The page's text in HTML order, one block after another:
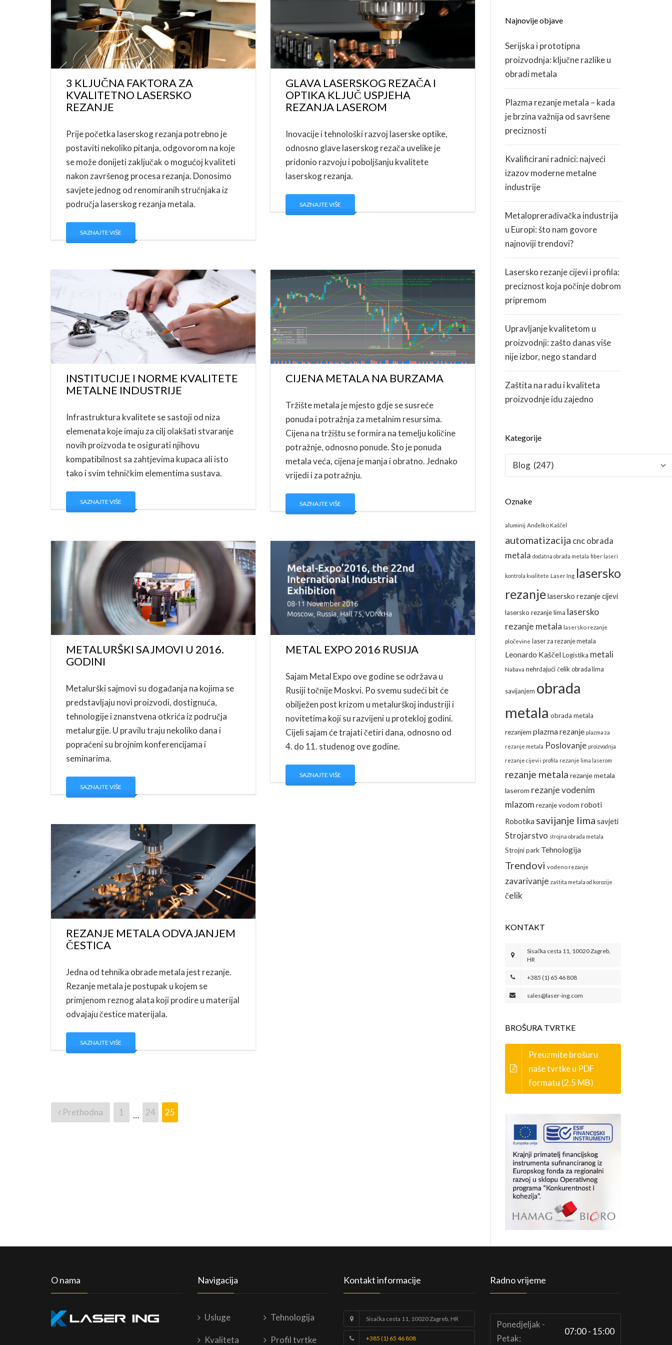
ZDRAVLJE I SIGURNOST
3 KLJUČNA FAKTORA ZA
KVALITETNO LASERSKO
REZANJE
Prije početka laserskog rezanja potrebno je
postaviti nekoliko pitanja, odgovorom na koje
se može donijeti zaključak o mogućoj kvaliteti
nakon završenog procesa rezanja. Donosimo
savjete jednog od renomiranih stručnjaka iz
područja laserskog rezanja metala.
SAZNAJTE VIŠE
GLAVA LASERSKOG REZAČA I
OPTIKA KLJUČ USPJEHA
REZANJA LASEROM
Inovacije i tehnološki razvoj laserske optike,
odnosno glave laserskog rezača uvelike je
pridonio razvoju i poboljšanju kvalitete
laserskog rezanja.
SAZNAJTE VIŠE
INSTITUCIJE I NORME KVALITETE
METALNE INDUSTRIJE
Infrastruktura kvalitete se sastoji od niza
elemenata koje imaju za cilj olakšati stvaranje
novih proizvoda te osigurati njihovu
kompatibilnost sa zahtjevima kupaca ali isto
tako i svim tehničkim elementima sustava.
SAZNAJTE VIŠE
CIJENA METALA NA BURZAMA
Tržište metala je mjesto gdje se susreće
ponuda i potražnja za metalnim resursima.
Cijena na tržištu se formira na temelju količine
potražnje, odnosno ponude. Što je ponuda
metala veća, cijena je manja i obratno. Jednako
vrijedi i za potražnju.
SAZNAJTE VIŠE
METALURŠKI SAJMOVI U 2016.
GODINI
Metalurški sajmovi su događanja na kojima se
predstavljaju novi proizvodi, dostignuća,
tehnologije i znanstvena otkrića iz područja
metalurgije. U pravilu traju nekoliko dana i
popraćeni su brojnim konferencijama i
seminarima.
SAZNAJTE VIŠE
METAL EXPO 2016 RUSIJA
Sajam Metal Expo ove godine se održava u
Rusiji točnije Moskvi. Po svemu sudeći bit će
obilježen post krizom u metalurškoj industriji i
novitetima koji su razvijeni u protekloj godini.
Cijeli sajam će trajati četiri dana, odnosno od
4. do 11. studenog ove godine.
SAZNAJTE VIŠE
REZANJE METALA ODVAJANJEM
ČESTICA
Jedna od tehnika obrade metala jest rezanje.
Rezanje metala je postupak u kojem se
primjenom reznog alata koji prodire u materijal
odvajaju čestice materijala.
SAZNAJTE VIŠE
Brojevi
Prethodna 1 … 24 25
Najnovije objave
Serijska i prototipna
proizvodnja: ključne razlike u
obradi metala
Plazma rezanje metala – kada
je brzina važnija od savršene
preciznosti
Kvalificirani radnici: najveći
izazov moderne metalne
industrije
Metaloprerađivačka industrija
u Europi: što nam govore
najnoviji trendovi?
Lasersko rezanje cijevi i profila:
preciznost koja počinje dobrom
pripremom
Upravljanje kvalitetom u
proizvodnji: zašto danas više
nije izbor, nego standard
Zaštita na radu i kvaliteta
proizvodnje idu zajedno
Kategorije
Kategorije
Oznake
aluminij Anđelko Kaščel
automatizacija cnc obrada
metala dodatna obrada metala fiber laseri
kontrola kvalitete Laser Ing lasersko
rezanjelasersko rezanje cijevi
lasersko rezanje lima lasersko
rezanje metala lasersko rezanje
pločevine laser za rezanje metala
Leonardo Kaščel Logistika metali
Nabava nehrđajući čelik obrada lima
savijanjem obrada
metala obrada metala
rezanjem plazma rezanje plazma za
rezanje metala Poslovanje proizvodnja
rezanje cijevi i profila rezanje lima laserom
rezanje metala rezanje metala
laserom rezanje vodenim
mlazom rezanje vodom roboti
Robotika savijanje lima savjeti
Strojarstvo strojna obrada metala
Strojni park Tehnologija
Trendovi vodeno rezanje
zavarivanje zaštita metala od korozije
čelik
KONTAKT
Sisačka cesta 11, 10020 Zagreb,
HR
+385 (1) 65 46 808
sales@laser-ing.com
BROŠURA TVRTKE
Preuzmite brošuru
naše tvrtke u PDF
formatu (2.5 MB)
O nama Navigacija
Usluge Tehnologija
Kvaliteta Profil tvrtke
Kontakt informacije
Sisačka cesta 11, 10020 Zagreb, HR
+385 (1) 65 46 808
Radno vrijeme
Ponedjeljak -
Petak:
07:00 - 15:00